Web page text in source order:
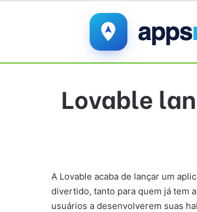
Lovable
A Lovable acaba de lançar um
divertido, tanto para quem já tem
usuários a desenvolverem suas